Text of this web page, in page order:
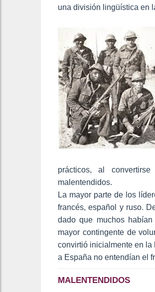
una división lingüística en
prácticos, al
malentendidos.
La mayor parte de los
francés, español y ruso.
dado que muchos
mayor contingente de
convirtió inicialmente en
a España no entendían el
MALENTENDIDOS